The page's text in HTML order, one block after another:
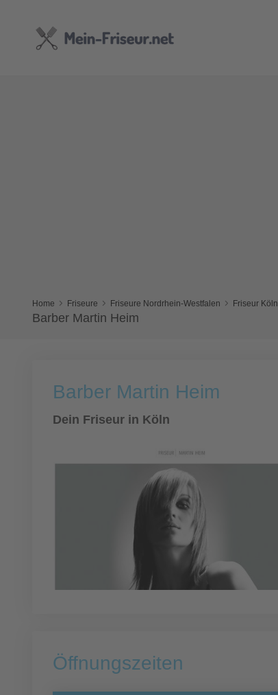
Home Friseure Friseure Nordrhein-Westfalen Friseur Köln
Barber Martin Heim
Barber Martin Heim
Dein Friseur in Köln
Öffnungszeiten